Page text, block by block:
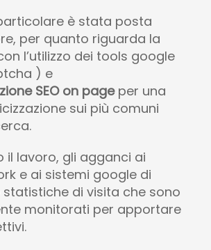
è stata posta
per quanto riguarda la
l’utilizzo dei tools google
) e
SEO on pageper una
sui più comuni
il lavoro, gli agganci ai
e ai sistemi google di
di visita che sono
monitorati per apportare